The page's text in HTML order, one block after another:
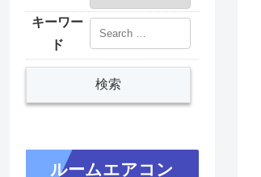
キーワー
ド
ルームエアコン